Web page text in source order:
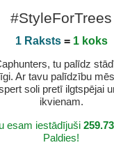
#StyleForTrees
1 Raksts= 1 koks
tu palīdz
Ar tavu palīdzību
soli pretī ilgtspējai
ikvienam.
esam iestādījuši
Paldies!